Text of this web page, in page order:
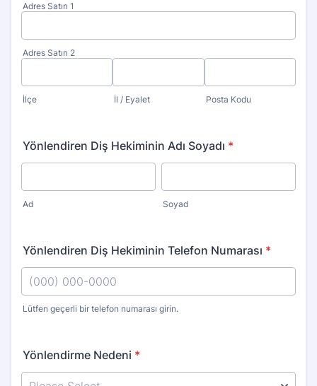
Adres Satırı 1
Adres Satırı 2
İlçe İl / Eyalet Posta Kodu
Yönlendiren Diş Hekiminin Adı Soyadı *
Ad Soyad
Yönlendiren Diş Hekiminin Telefon Numarası *
Lütfen geçerli bir telefon numarası girin.
Yönlendirme Nedeni *